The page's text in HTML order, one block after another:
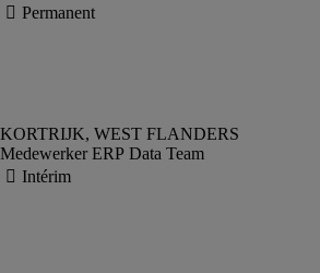
Medewerker ERP Data Team